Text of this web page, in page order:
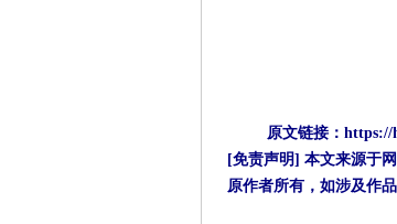
原文链接：https://
[免责声明] 本文来源于
原作者所有，如涉及作